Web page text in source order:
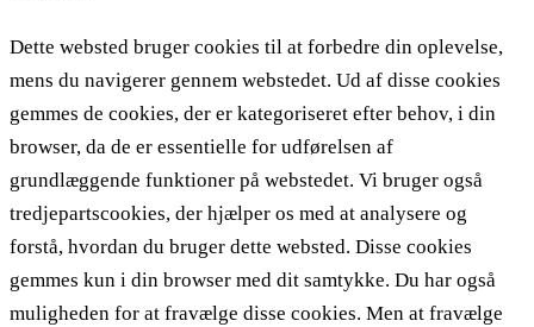
Dette websted bruger cookies til at forbedre din oplevelse,
mens du navigerer gennem webstedet. Ud af disse cookies
gemmes de cookies, der er kategoriseret efter behov, i din
browser, da de er essentielle for udførelsen af ​​
grundlæggende funktioner på webstedet. Vi bruger også
tredjepartscookies, der hjælper os med at analysere og
forstå, hvordan du bruger dette websted. Disse cookies
gemmes kun i din browser med dit samtykke. Du har også
muligheden for at fravælge disse cookies. Men at fravælge